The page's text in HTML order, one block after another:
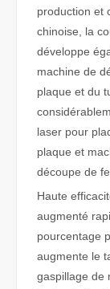
La découpe
production et
chinoise, la
développe
machine de
plaque et du
laser pour
plaque et
découpe de
Haute
augmenté
pourcentage
augmente le
gaspillage de